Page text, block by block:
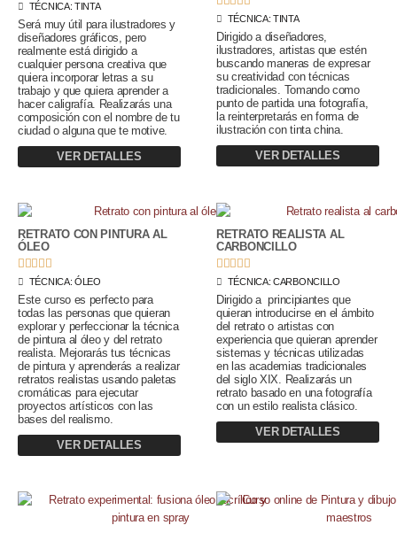
TÉCNICA:TINTA
Será muy útil para ilustradores y
diseñadores gráficos, pero
realmente está dirigido a
cualquier persona creativa que
quiera incorporar letras a su
trabajo y que quiera aprender a
hacer caligrafía. Realizarás una
composición con el nombre de tu
ciudad o alguna que te motive.
VER DETALLES
TÉCNICA:TINTA
Dirigido a diseñadores,
ilustradores, artistas que estén
buscando maneras de expresar
su creatividad con técnicas
tradicionales. Tomando como
punto de partida una fotografía,
la reinterpretarás en forma de
ilustración con tinta china.
VER DETALLES
RETRATO CON PINTURA AL
ÓLEO
    
TÉCNICA:ÓLEO
Este curso es perfecto para
todas las personas que quieran
explorar y perfeccionar la técnica
de pintura al óleo y del retrato
realista. Mejorarás tus técnicas
de pintura y aprenderás a realizar
retratos realistas usando paletas
cromáticas para ejecutar
proyectos artísticos con las
bases del realismo.
VER DETALLES
RETRATO REALISTA AL
CARBONCILLO
    
TÉCNICA:CARBONCILLO
Dirigido a principiantes que
quieran introducirse en el ámbito
del retrato o artistas con
experiencia que quieran aprender
sistemas y técnicas utilizadas
en las academias tradicionales
del siglo XIX. Realizarás un
retrato basado en una fotografía
con un estilo realista clásico.
VER DETALLES